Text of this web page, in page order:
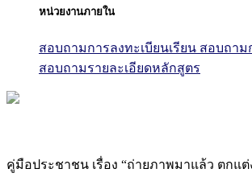
หน่วยงานภายใน
สอบถามการลงทะเบียนเรียน สอบถาม
สอบถามรายละเอียดหลักสูตร
คู่มือประชาชน เรื่อง “ถ่ายภาพมาแล้ว ตกแต่